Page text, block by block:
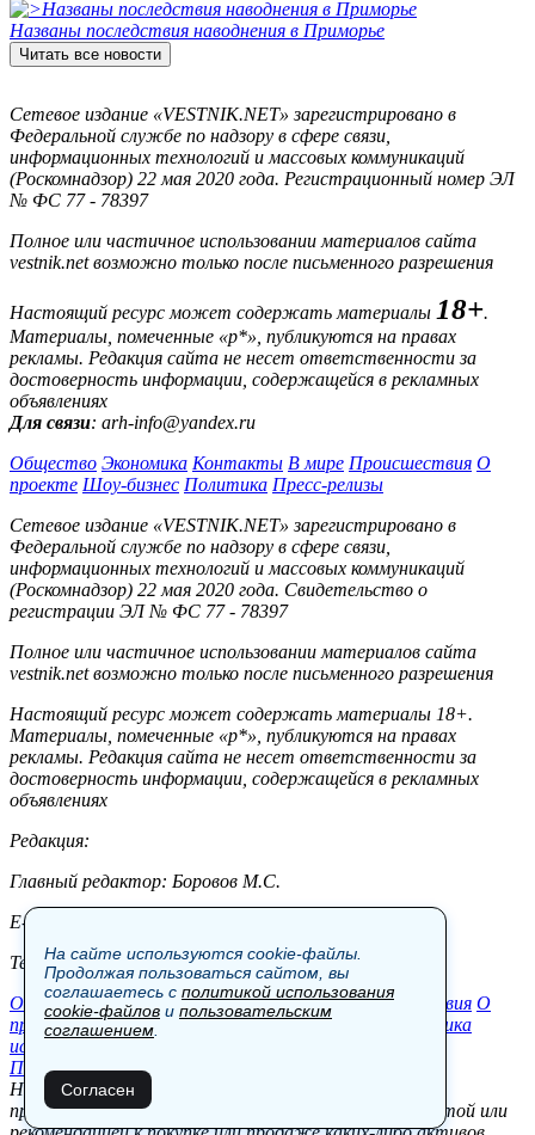
Названы последствия наводнения в Приморье
Читать все новости
Сетевое издание «VESTNIK.NET» зарегистрировано в
Федеральной службе по надзору в сфере связи,
информационных технологий и массовых коммуникаций
(Роскомнадзор) 22 мая 2020 года. Регистрационный номер ЭЛ
№ ФС 77 - 78397
Полное или частичное использовании материалов сайта
vestnik.net возможно только после письменного разрешения
Настоящий ресурс может содержать материалы 18+.
Материалы, помеченные «р*», публикуются на правах
рекламы. Редакция сайта не несет ответственности за
достоверность информации, содержащейся в рекламных
объявлениях
Для связи: arh-info@yandex.ru
Общество Экономика Контакты В мире Происшествия О
проекте Шоу-бизнес Политика Пресс-релизы
Сетевое издание «VESTNIK.NET» зарегистрировано в
Федеральной службе по надзору в сфере связи,
информационных технологий и массовых коммуникаций
(Роскомнадзор) 22 мая 2020 года. Свидетельство о
регистрации ЭЛ № ФС 77 - 78397
Полное или частичное использовании материалов сайта
vestnik.net возможно только после письменного разрешения
Настоящий ресурс может содержать материалы 18+.
Материалы, помеченные «р*», публикуются на правах
рекламы. Редакция сайта не несет ответственности за
достоверность информации, содержащейся в рекламных
объявлениях
Редакция:
Главный редактор: Боровов М.С.
E-mail: site@vestnik.net, reb.msk@yandex.ru
Тел.: +7 (921) 720-00-97
Общество Экономика Контакты В мире Происшествия О
проекте Шоу-бизнес Политика Пресс-релизы
Политика
использования cookie-файлов
Пользовательское соглашение
Новости, аналитика, прогнозы и другие материалы,
представленные на данном сайте, не являются офертой или
На сайте используются cookie-файлы.
Продолжая пользоваться сайтом, вы
соглашаетесь с политикой использования
cookie-файлов и пользовательским
соглашением
Согласен